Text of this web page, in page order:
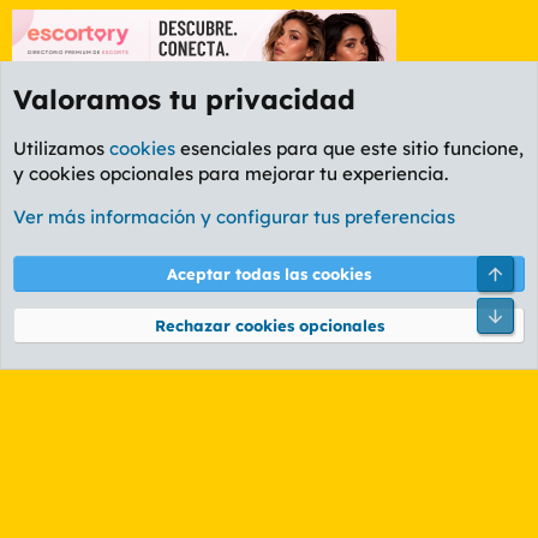
Foro Rapiñas
Cookies
PL OLDSTYLE AMARILLO
Términos y reglas Política de privacidad Ayuda
Community platform by XenForo® © 2010-2026 XenForo Ltd.
Valoramos tu privacidad
Utilizamos cookies esenciales para que este sitio funcione,
y cookies opcionales para mejorar tu experiencia.
Ver más información y configurar tus preferencias
Aceptar todas las cookies
Rechazar cookies opcionales
Pie